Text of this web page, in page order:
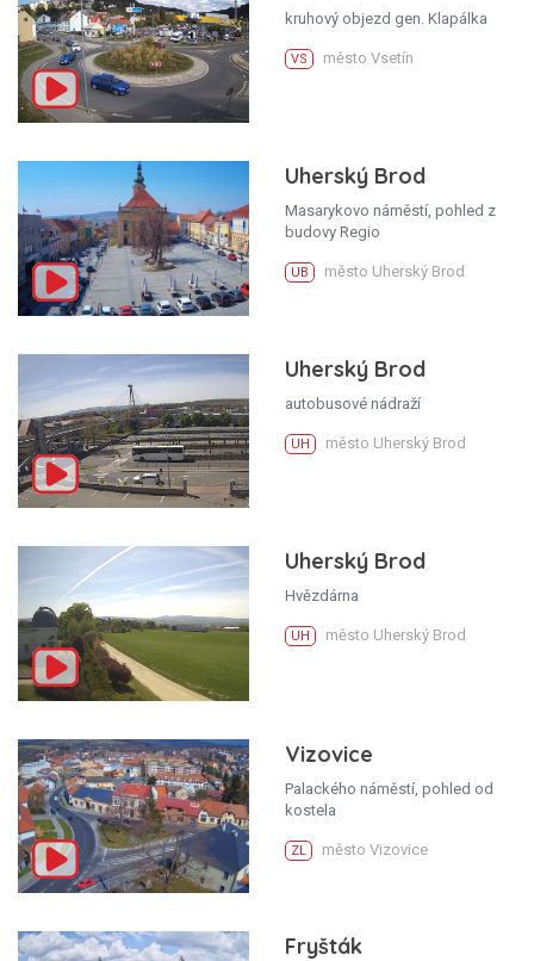
kruhový objezd gen. Klapálka
VS město Vsetín
Uherský Brod
Masarykovo náměstí, pohled z
budovy Regio
UB město Uherský Brod
Uherský Brod
autobusové nádraží
UH město Uherský Brod
Uherský Brod
Hvězdárna
UH město Uherský Brod
Vizovice
Palackého náměstí, pohled od
kostela
ZL město Vizovice
Fryšták